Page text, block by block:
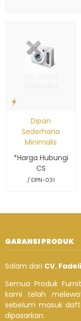
Dipan
Sederhana
Minimalis
*Harga Hubungi
CS
/ DPN-031
GARANSI PRODUK
Salam dari CV.
Semua Produk
kami telah
sebelum masuk
dipasarkan.